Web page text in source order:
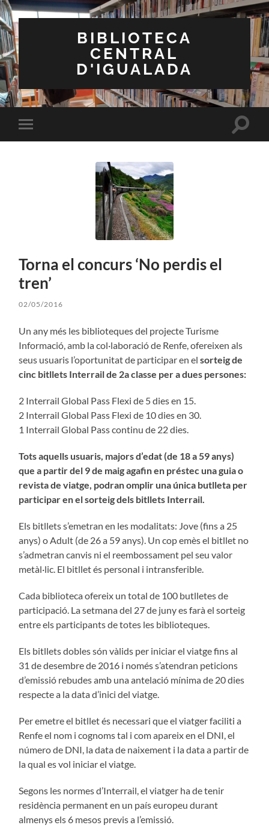
BIBLIOTECA
CENTRAL
D'IGUALADA
Toggle
mobile
Toggle
Torna el concurs ‘No perdis el
tren’
02/05/2016
Un any més les biblioteques del projecte Turisme
Informació, amb la col·laboració de Renfe, ofereixen als
seus usuaris l’oportunitat de participar en el sorteig de
cinc bitllets Interrail de 2a classe per a dues persones:
2 Interrail Global Pass Flexi de 5 dies en 15.
2 Interrail Global Pass Flexi de 10 dies en 30.
1 Interrail Global Pass continu de 22 dies.
Tots aquells usuaris, majors d’edat (de 18 a 59 anys)
que a partir del 9 de maig agafin en préstec una guia o
revista de viatge, podran omplir una única butlleta per
participar en el sorteig dels bitllets Interrail.
Els bitllets s’emetran en les modalitats: Jove (fins a 25
anys) o Adult (de 26 a 59 anys). Un cop emès el bitllet no
s’admetran canvis ni el reembossament pel seu valor
metàl·lic. El bitllet és personal i intransferible.
Cada biblioteca ofereix un total de 100 butlletes de
participació. La setmana del 27 de juny es farà el sorteig
entre els participants de totes les biblioteques.
Els bitllets dobles són vàlids per iniciar el viatge fins al
31 de desembre de 2016 i només s’atendran peticions
d’emissió rebudes amb una antelació mínima de 20 dies
respecte a la data d’inici del viatge.
Per emetre el bitllet és necessari que el viatger faciliti a
Renfe el nom i cognoms tal i com apareix en el DNI, el
número de DNI, la data de naixement i la data a partir de
la qual es vol iniciar el viatge.
Segons les normes d’Interrail, el viatger ha de tenir
residència permanent en un país europeu durant
almenys els 6 mesos previs a l’emissió.